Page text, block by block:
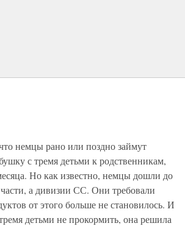
немцы рано или поздно займут
с тремя детьми к родственникам,
Но как известно, немцы дошли до
а дивизии СС. Они требовали
от этого больше не становилось. И
детьми не прокормить, она решила